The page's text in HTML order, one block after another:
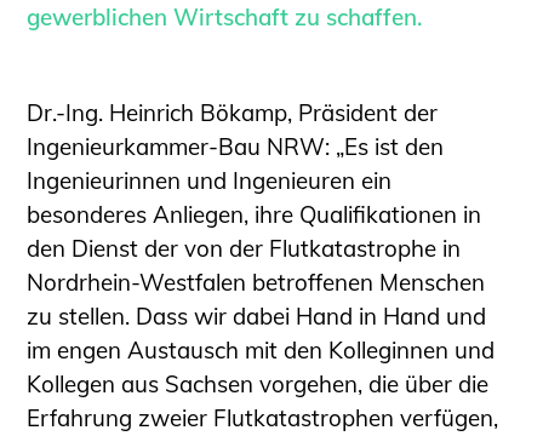
Kammer Newsletter
Kontakt und Anfahrt
Impressum
Datenschutz
Ingenieurakademie West
gewerblichen Wirtschaft zu schaffen.
Dr.-Ing. Heinrich Bökamp, Präsident der
Ingenieurkammer-Bau NRW: „Es ist den
Ingenieurinnen und Ingenieuren ein
besonderes Anliegen, ihre Qualifikationen in
den Dienst der von der Flutkatastrophe in
Nordrhein-Westfalen betroffenen Menschen
zu stellen. Dass wir dabei Hand in Hand und
im engen Austausch mit den Kolleginnen und
Kollegen aus Sachsen vorgehen, die über die
Erfahrung zweier Flutkatastrophen verfügen,